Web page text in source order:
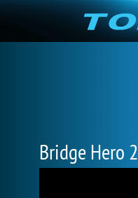
Bridge Hero 2